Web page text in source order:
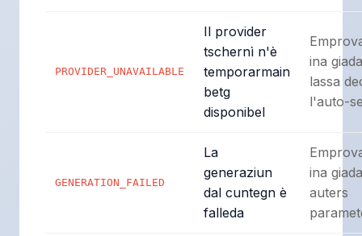
PROVIDER_UNAVAILABLE
Il provider
tschernì n'è
temporarmain
betg
disponibel
ina
lassa
l'auto-
GENERATION_FAILED
La
generaziun
dal cuntegn è
falleda
ina
auters